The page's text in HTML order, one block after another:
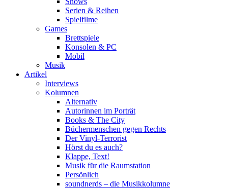
Serien & Reihen
Spielfilme
Games
Brettspiele
Konsolen & PC
Mobil
Musik
Artikel
Interviews
Kolumnen
Alternativ
Autorinnen im Porträt
Books & The City
Büchermenschen gegen Rechts
Der Vinyl-Terrorist
Hörst du es auch?
Klappe, Text!
Musik für die Raumstation
Persönlich
soundnerds – die Musikkolumne